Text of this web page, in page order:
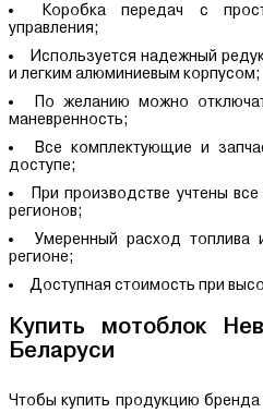
Коробка передач с
управления;
Используется надежный
и легким алюминиевым корпусом;
По желанию можно
маневренность;
Все комплектующие и
доступе;
При производстве учтены
регионов;
Умеренный расход
регионе;
Доступная стоимость при
Купить мотоблок
Беларуси
Чтобы купить продукцию